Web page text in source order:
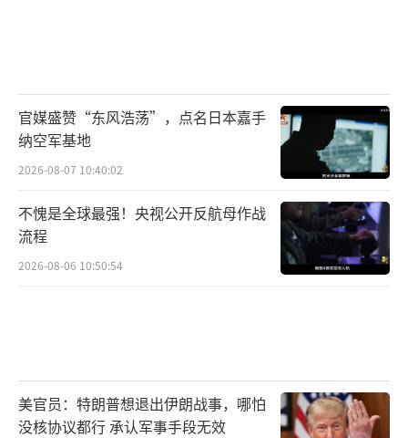
官媒盛赞“东风浩荡”，点名日本嘉手
纳空军基地
2026-08-07 10:40:02
不愧是全球最强！央视公开反航母作战
流程
2026-08-06 10:50:54
美官员：特朗普想退出伊朗战事，哪怕
没核协议都行 承认军事手段无效